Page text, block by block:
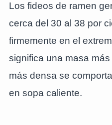
Los fideos de ramen
cerca del 30 al 38 por
firmemente en el
significa una masa
más densa se
en sopa caliente.